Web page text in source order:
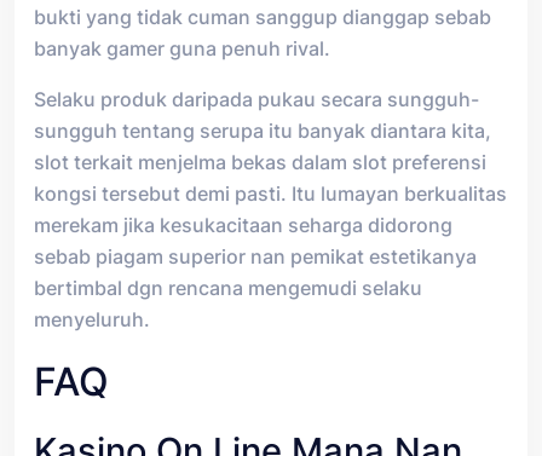
bukti yang tidak cuman sanggup dianggap sebab
banyak gamer guna penuh rival.
Selaku produk daripada pukau secara sungguh-
sungguh tentang serupa itu banyak diantara kita,
slot terkait menjelma bekas dalam slot preferensi
kongsi tersebut demi pasti. Itu lumayan berkualitas
merekam jika kesukacitaan seharga didorong
sebab piagam superior nan pemikat estetikanya
bertimbal dgn rencana mengemudi selaku
menyeluruh.
FAQ